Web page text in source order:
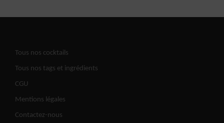
Tous nos cocktails
Tous nos tags et ingrédients
CGU
Mentions légales
Contactez-nous